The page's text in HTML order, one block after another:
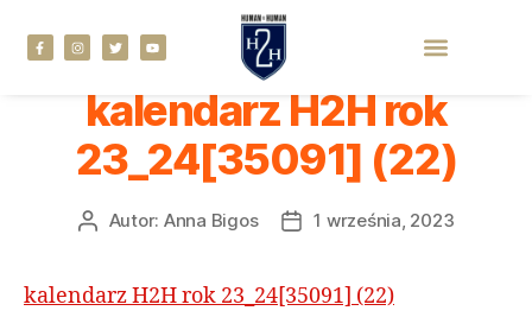
kalendarz H2H rok
23_24[35091] (22)
Autor: Anna Bigos 1 września, 2023
kalendarz H2H rok 23_24[35091] (22)